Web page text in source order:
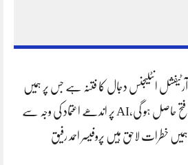
آرٹیفشل انٹلیجنس دجال کا فتنہ ہے جس پر ہمیں
فتح حاصل ہو گی،AI پر اندھے اعتماد کی وجہ سے
ہمیں خطرات لاحق ہیں پروفیسر احمد رفیق